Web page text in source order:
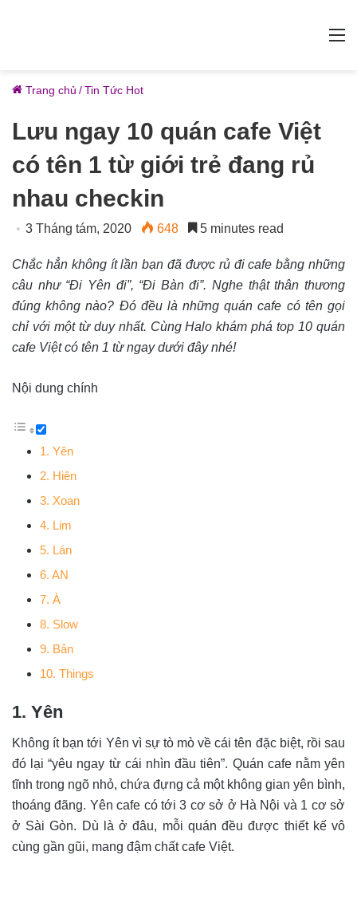
Trang chủ /Tin Tức Hot
Lưu ngay 10 quán cafe Việt
có tên 1 từ giới trẻ đang rủ
nhau checkin
3 Tháng tám, 2020 648 5 minutes read
Chắc hẳn không ít lần bạn đã được rủ đi cafe bằng những
câu như “Đi Yên đi”, “Đi Bàn đi”. Nghe thật thân thương
đúng không nào? Đó đều là những quán cafe có tên gọi
chỉ với một từ duy nhất. Cùng Halo khám phá top 10 quán
cafe Việt có tên 1 từ ngay dưới đây nhé!
Nội dung chính
1. Yên
2. Hiên
3. Xoan
4. Lim
5. Lán
6. AN
7. À
8. Slow
9. Bản
10. Things
1. Yên
Không ít bạn tới Yên vì sự tò mò về cái tên đặc biệt, rồi sau
đó lại “yêu ngay từ cái nhìn đầu tiên”. Quán cafe nằm yên
tĩnh trong ngõ nhỏ, chứa đựng cả một không gian yên bình,
thoáng đãng. Yên cafe có tới 3 cơ sở ở Hà Nội và 1 cơ sở
ở Sài Gòn. Dù là ở đâu, mỗi quán đều được thiết kế vô
cùng gần gũi, mang đậm chất cafe Việt.